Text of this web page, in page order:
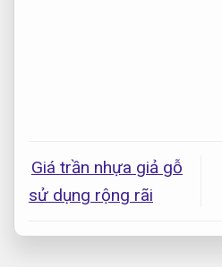
Giá trần nhựa giả gỗ
sử dụng rộng rãi